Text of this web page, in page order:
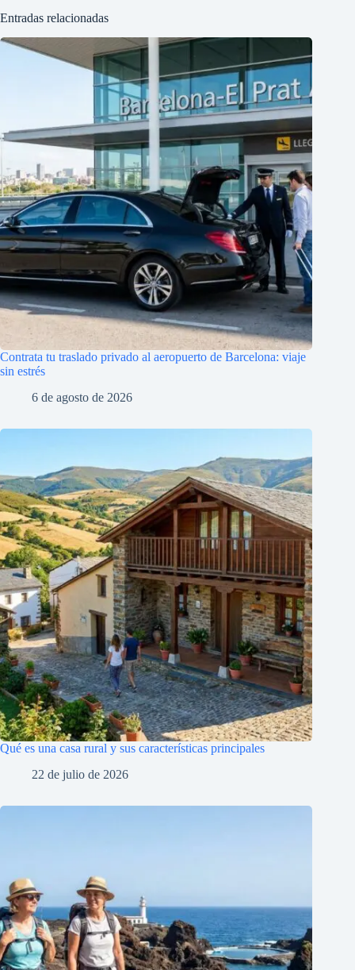
Entradas relacionadas
Contrata tu traslado privado al aeropuerto de Barcelona: viaje
sin estrés
6 de agosto de 2026
Qué es una casa rural y sus características principales
22 de julio de 2026